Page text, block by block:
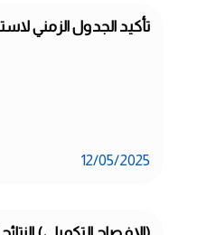
تأكيد الجدول الزمني
12/05/2025